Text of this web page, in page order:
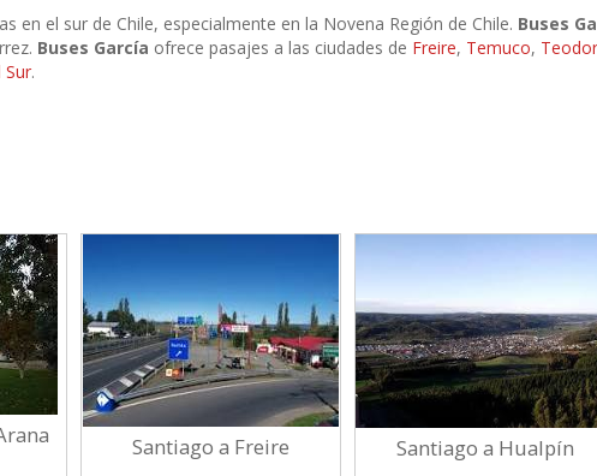
en el sur de Chile, especialmente en la Novena Región de Chile. Buses
Buses García ofrece pasajes a las ciudades de Freire, Temuco,
Sur.
Santiago a Freire Santiago a Hualpín